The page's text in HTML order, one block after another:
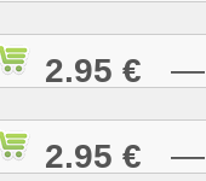
2.95 € —
2.95 € —